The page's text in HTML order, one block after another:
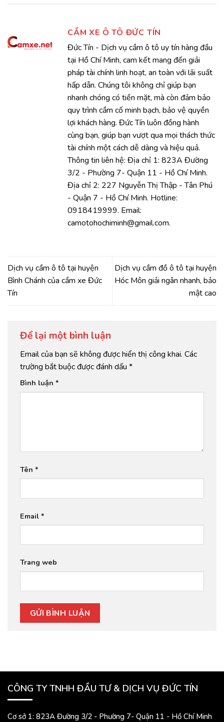
CẦM XE Ô TÔ ĐỨC TÍN
Đức Tín - Dịch vụ cầm ô tô uy tín hàng đầu
tại Hồ Chí Minh, cam kết mang đến giải
pháp tài chính linh hoạt, an toàn với lãi suất
hấp dẫn. Chúng tôi không chỉ giúp bạn
nhanh chóng có tiền mặt, mà còn đảm bảo
quy trình cầm cố minh bạch, bảo vệ quyền
lợi khách hàng. Đức Tín luôn đồng hành
cùng bạn, giúp bạn vượt qua mọi thách thức
tài chính một cách dễ dàng và hiệu quả.
Thông tin liên hệ: Địa chỉ 1: 823A Đường
3/2 - Phường 7- Quận 11 - Hồ Chí Minh.
Địa chỉ 2: 227 Nguyễn Thị Thập - Tân Phú
- Quận 7 - Hồ Chí Minh. Hotline:
0918419999. Email:
camotohochiminh@gmail.com.
Dịch vụ cầm ô tô tại huyện
Bình Chánh của cầm xe Đức
Tín
Dịch vụ cầm đồ ô tô tại huyện
Hóc Môn giải ngân nhanh, bảo
mật cao
Để lại một bình luận
Email của bạn sẽ không được hiển thị công khai. Các
trường bắt buộc được đánh dấu *
Bình luận *
Tên *
Email *
Trang web
CÔNG TY TNHH ĐẦU TƯ & DỊCH VỤ ĐỨC TÍN
Cơ sở 1: 823A Đường 3/2 - Phường 7- Quận 11 - Hồ Chí Minh